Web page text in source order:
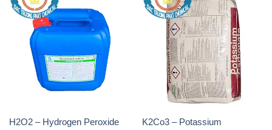
H2O2 – Hydrogen Peroxide
K2Co3 – Potassium